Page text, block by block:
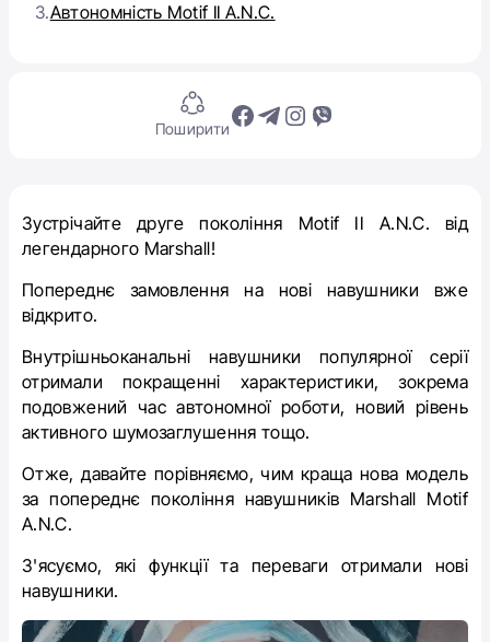
Поширити
Зустрічайте друге покоління Motif II A.N.C. від
легендарного Marshall!
Попереднє замовлення на нові навушники вже
відкрито.
Внутрішньоканальні навушники популярної серії
отримали покращенні характеристики, зокрема
подовжений час автономної роботи, новий рівень
активного шумозаглушення тощо.
Отже, давайте порівняємо, чим краща нова модель
за попереднє покоління навушників Marshall Motif
A.N.C.
З'ясуємо, які функції та переваги отримали нові
навушники.
3.Автономність Motif II A.N.C.